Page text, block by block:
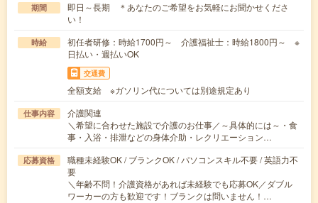
期間
即日～長期 ＊あなたのご希望をお気軽にお聞かせくださ
い！
時給
初任者研修：時給1700円～ 介護福祉士：時給1800円～ ※
日払い・週払いOK
交通費
全額支給 ※ガソリン代については別途規定あり
仕事内容
介護関連
＼希望に合わせた施設で介護のお仕事／～具体的には～・食
事・入浴・排泄などの身体介助・レクリエーション…
応募資格
職種未経験OK / ブランクOK / パソコンスキル不要 / 英語力不
要
＼年齢不問！介護資格があれば未経験でも応募OK／ダブル
ワーカーの方も歓迎です！ブランクは問いません！…